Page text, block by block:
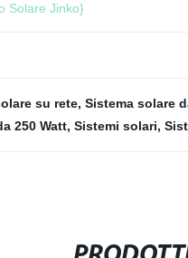
Solare Jinko}
su rete, Sistema solare
250 Watt, Sistemi solari,